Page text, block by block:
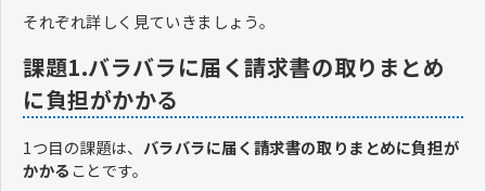
それぞれ詳しく見ていきましょう。
課題1.バラバラに届く請求書の取りまとめ
に負担がかかる
1つ目の課題は、 バラバラに届く請求書の取りまとめに負担が
かかることです。